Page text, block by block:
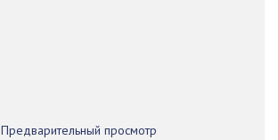
Предварительный просмотр